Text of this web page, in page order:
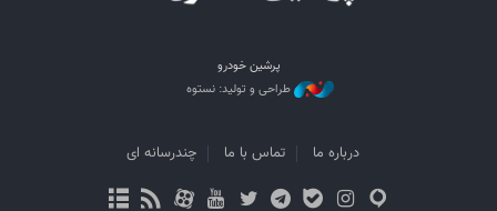
پرشین خودرو
طراحی و تولید: نستوه
درباره ما تماس با ما چندرسانه ای